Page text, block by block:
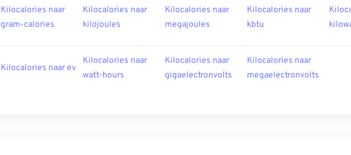
Kilocalories naar
gram-calories
Kilocalories naar
kilojoules
Kilocalories naar
megajoules
Kilocalories naar
kbtu
Kilocalories naar ev
Kilocalories naar
watt-hours
Kilocalories naar
gigaelectronvolts
Kilocalories naar
megaelectronvolts